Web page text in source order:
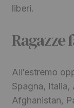
liberi.
All’estremo
Spagna, Italia,
Afghanistan,